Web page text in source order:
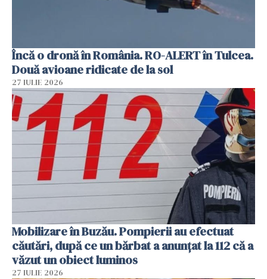
Încă o dronă în România. RO-ALERT în Tulcea.
Două avioane ridicate de la sol
27 IULIE 2026
Mobilizare în Buzău. Pompierii au efectuat
căutări, după ce un bărbat a anunțat la 112 că a
văzut un obiect luminos
27 IULIE 2026